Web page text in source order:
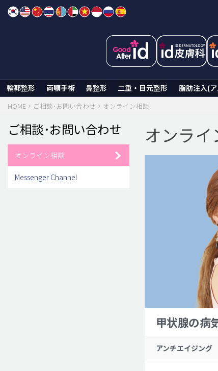
Skip
輪郭整形 両顎手術 鼻整形 二重・目元整形 脂肪注入(
HOME ご相談･お問い合わせ オンライン相談
オンライ
甲状腺の病
アンチエイジング
ご相談･お問い合わせ
オンライン相談
Messenger Channel